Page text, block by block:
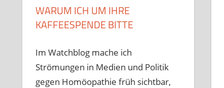
WARUM ICH UM IHRE
KAFFEESPENDE BITTE
Im Watchblog mache ich
Strömungen in Medien und Politik
gegen Homöopathie früh sichtbar,